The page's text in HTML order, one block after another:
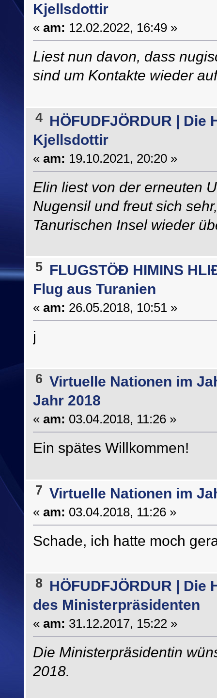
Kjellsdottir
« am: 12.02.2022, 16:49 »
Liest nun davon, dass
sind um Kontakte wieder
4 HÖFUDFJÖRDUR | Die
Kjellsdottir
« am: 19.10.2021, 20:20 »
Elin liest von der erneuten
Nugensil und freut sich
Tanurischen Insel wieder
5 FLUGSTÖÐ HIMINS
Flug aus Turanien
« am: 26.05.2018, 10:51 »
j
6 Virtuelle Nationen im
Jahr 2018
« am: 03.04.2018, 11:26 »
Ein spätes Willkommen!
7 Virtuelle Nationen im
« am: 03.04.2018, 11:26 »
Schade, ich hatte moch
8 HÖFUDFJÖRDUR | Die
des Ministerpräsidenten
« am: 31.12.2017, 15:22 »
Die Ministerpräsidentin
2018.